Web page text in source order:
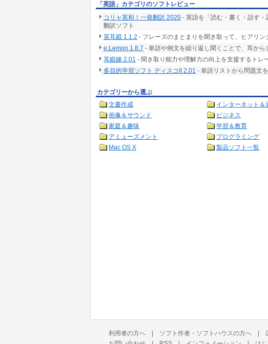
「英語」カテゴリのソフトレビュー
コリャ英和！一発翻訳 2020 - 英語を「読む・書く・話す
翻訳ソフト
英耳鍛 1.1.2 - フレーズのまとまりを聞き取って、ヒアリン
e.Lemon 1.8.7 - 単語や例文を繰り返し聞くことで、耳か
耳鍛錬 2.01 - 聞き取り能力や理解力の向上を支援するトレ
多目的学習ソフト ディスコII 2.01 - 単語リストから問題文
カテゴリーから選ぶ
文書作成
インターネット＆
画像＆サウンド
ビジネス
家庭＆趣味
学習＆教育
アミューズメント
プログラミング
Mac OS X
製品ソフト一覧
利用者の方へ | ソフト作者・ソフトハウスの方へ |